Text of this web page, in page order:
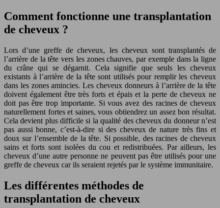
Comment fonctionne une transplantation
de cheveux ?
Lors d’une greffe de cheveux, les cheveux sont transplantés de
l’arrière de la tête vers les zones chauves, par exemple dans la ligne
du crâne qui se dégarnit. Cela signifie que seuls les cheveux
existants à l’arrière de la tête sont utilisés pour remplir les cheveux
dans les zones amincies. Les cheveux donneurs à l’arrière de la tête
doivent également être très forts et épais et la perte de cheveux ne
doit pas être trop importante. Si vous avez des racines de cheveux
naturellement fortes et saines, vous obtiendrez un assez bon résultat.
Cela devient plus difficile si la qualité des cheveux du donneur n’est
pas aussi bonne, c’est-à-dire si des cheveux de nature très fins et
doux sur l’ensemble de la tête. Si possible, des racines de cheveux
sains et forts sont isolées du cou et redistribuées. Par ailleurs, les
cheveux d’une autre personne ne peuvent pas être utilisés pour une
greffe de cheveux car ils seraient rejetés par le système immunitaire.
Les différentes méthodes de
transplantation de cheveux